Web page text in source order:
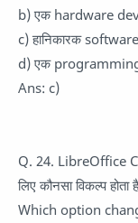
b) एक hardware
c) हानिकारक software
d) एक
Ans: c)
Q. 24. LibreOffice
लिए कौनसा विकल्प होता
Which option